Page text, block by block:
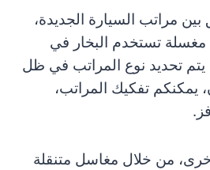
مراتب السيارة الجديدة،
مغسلة تستخدم البخار في
تحديد نوع المراتب في ظل
تفكيك المراتب،
من خلال مغاسل متنقلة